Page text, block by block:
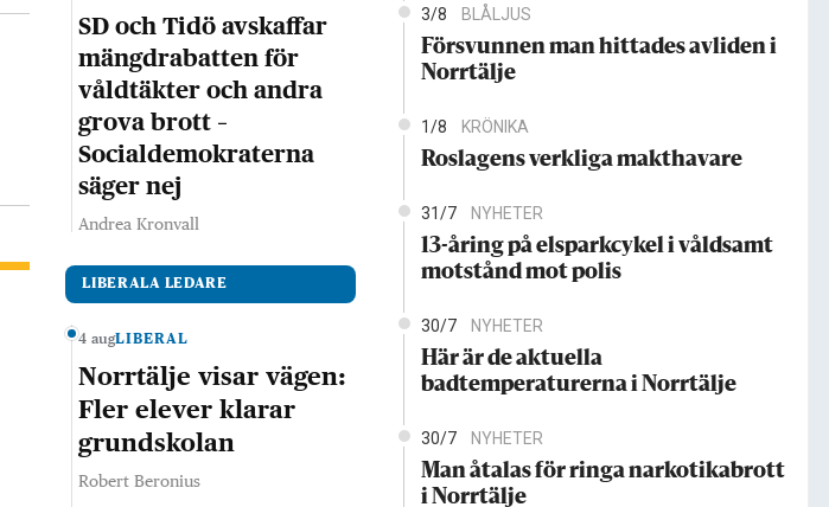
SD och Tidö avskaffar
mängdrabatten för
våldtäkter och andra
grova brott –
Socialdemokraterna
säger nej
Andrea Kronvall
LIBERALA LEDARE
4 augLIBERAL
Norrtälje visar vägen:
Fler elever klarar
grundskolan
Robert Beronius
3/8 BLÅLJUS
Försvunnen man hittades avliden i
Norrtälje
1/8 KRÖNIKA
Roslagens verkliga makthavare
31/7 NYHETER
13-åring på elsparkcykel i våldsamt
motstånd mot polis
30/7 NYHETER
Här är de aktuella
badtemperaturerna i Norrtälje
30/7 NYHETER
Man åtalas för ringa narkotikabrott
i Norrtälje